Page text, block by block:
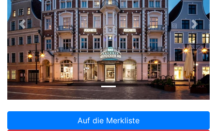
Zurück
Auf die Merkliste